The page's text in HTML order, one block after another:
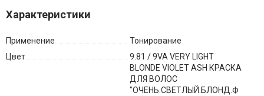
Характеристики
Применение
Тонирование
Цвет
9.81 / 9VA VERY LIGHT
BLONDE VIOLET ASH КРАСКА
ДЛЯ ВОЛОС
"ОЧЕНЬ.СВЕТЛЫЙ.БЛОНД.Ф